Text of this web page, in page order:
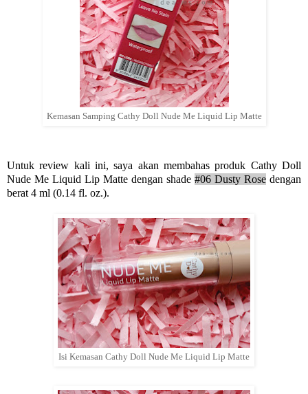
Kemasan Samping Cathy Doll Nude Me Liquid Lip Matte
Untuk review kali ini, saya akan membahas produk Cathy Doll
Nude Me Liquid Lip Matte dengan shade #06 Dusty Rose dengan
berat 4 ml (0.14 fl. oz.).
Isi Kemasan Cathy Doll Nude Me Liquid Lip Matte